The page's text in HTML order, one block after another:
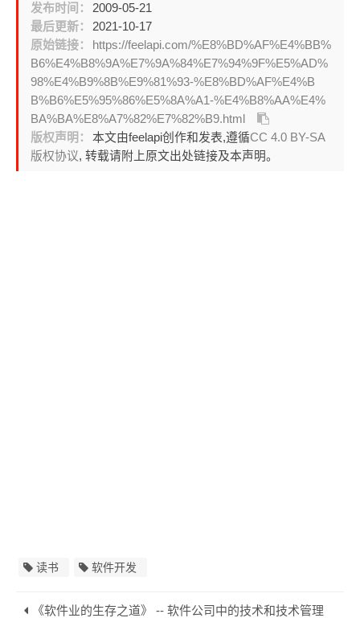
发布时间：
2009-05-21
最后更新：
2021-10-17
原始链接：
https://feelapi.com/%E8%BD%AF%E4%BB%
B6%E4%B8%9A%E7%9A%84%E7%94%9F%E5%AD%
98%E4%B9%8B%E9%81%93-%E8%BD%AF%E4%B
B%B6%E5%95%86%E5%8A%A1-%E4%B8%AA%E4%
BA%BA%E8%A7%82%E7%82%B9.html
版权声明：
本文由feelapi创作和发表,遵循CC 4.0 BY-SA
版权协议, 转载请附上原文出处链接及本声明。
读书 软件开发
《软件业的生存之道》 -- 软件公司中的技术和技术管理